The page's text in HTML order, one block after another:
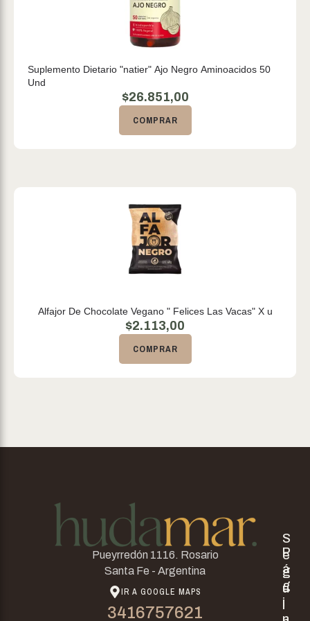
Suplemento Dietario "natier" Ajo Negro Aminoacidos 50
Und
$26.851,00
COMPRAR
Alfajor De Chocolate Vegano " Felices Las Vacas" X u
$2.113,00
COMPRAR
Pueyrredón 1116. Rosario
Santa Fe - Argentina
IR A GOOGLE MAPS
3416757621
P
á
g
i
S
e
g
u